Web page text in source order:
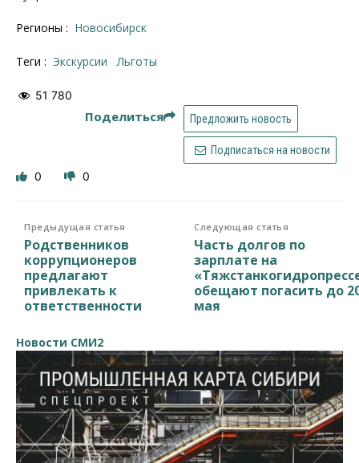
Регионы : Новосибирск
Теги : экскурсии льготы
51 780
Поделиться Предложить новость
Подписаться на новости
0 0
Предыдущая статья
Родственников
коррупционеров
предлагают
привлекать к
ответственности
Следующая статья
Часть долгов по
зарплате на
обещают погасить до
мая
Новости СМИ2